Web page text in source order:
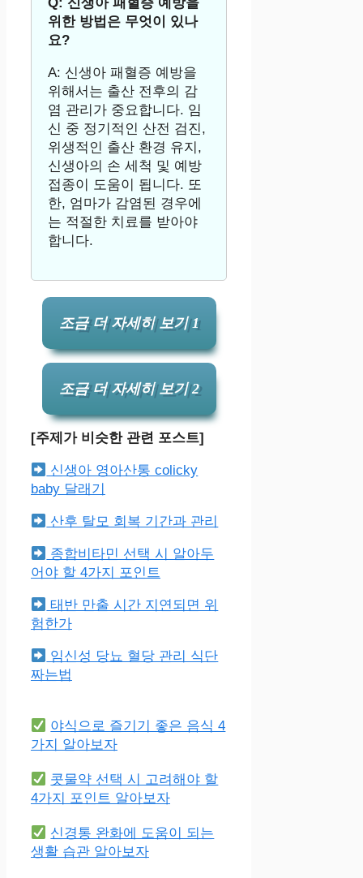
Q: 신생아 패혈증 예방을
위한 방법은 무엇이 있나
요?
A: 신생아 패혈증 예방을
위해서는 출산 전후의 감
염 관리가 중요합니다. 임
신 중 정기적인 산전 검진,
위생적인 출산 환경 유지,
신생아의 손 세척 및 예방
접종이 도움이 됩니다. 또
한, 엄마가 감염된 경우에
는 적절한 치료를 받아야
합니다.
조금 더 자세히 보기 1
조금 더 자세히 보기 2
[주제가 비슷한 관련 포스트]
신생아 영아산통 colicky
baby 달래기
산후 탈모 회복 기간과 관리
종합비타민 선택 시 알아두
어야 할 4가지 포인트
태반 만출 시간 지연되면 위
험한가
임신성 당뇨 혈당 관리 식단
짜는법
야식으로 즐기기 좋은 음식 4
가지 알아보자
콧물약 선택 시 고려해야 할
4가지 포인트 알아보자
신경통 완화에 도움이 되는
생활 습관 알아보자